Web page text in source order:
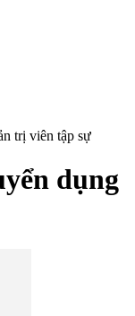
trị viên tập sự
dụng